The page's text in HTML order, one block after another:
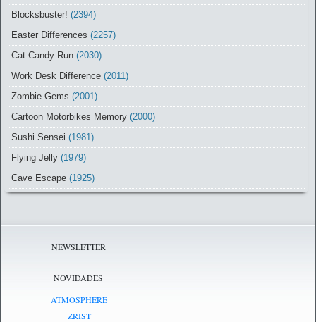
Blocksbuster! (2394)
Easter Differences (2257)
Cat Candy Run (2030)
Work Desk Difference (2011)
Zombie Gems (2001)
Cartoon Motorbikes Memory (2000)
Sushi Sensei (1981)
Flying Jelly (1979)
Cave Escape (1925)
NEWSLETTER
NOVIDADES
ATMOSPHERE
ZRIST